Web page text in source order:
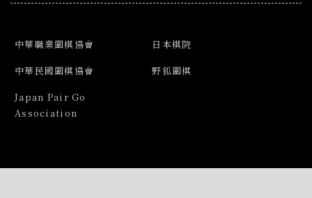
中華職業圍棋協會
日本棋院
中華民國圍棋協會
野狐圍棋
Japan Pair Go
Association